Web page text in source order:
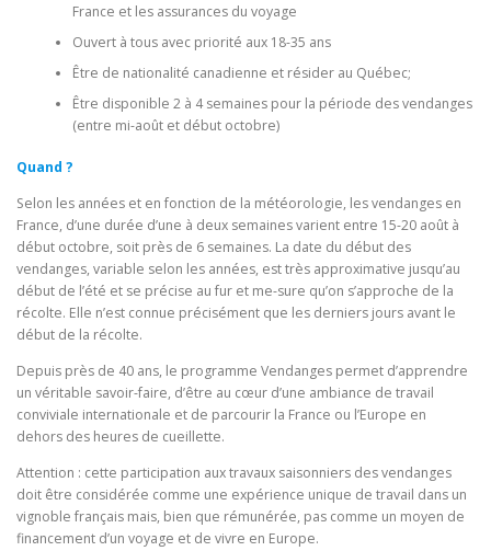
France et les assurances du voyage
Ouvert à tous avec priorité aux 18-35 ans
Être de nationalité canadienne et résider au Québec;
Être disponible 2 à 4 semaines pour la période des vendanges
(entre mi-août et début octobre)
Quand ?
Selon les années et en fonction de la météorologie, les vendanges en
France, d’une durée d’une à deux semaines varient entre 15-20 août à
début octobre, soit près de 6 semaines. La date du début des
vendanges, variable selon les années, est très approximative jusqu’au
début de l’été et se précise au fur et me-sure qu’on s’approche de la
récolte. Elle n’est connue précisément que les derniers jours avant le
début de la récolte.
Depuis près de 40 ans, le programme Vendanges permet d’apprendre
un véritable savoir-faire, d’être au cœur d’une ambiance de travail
conviviale internationale et de parcourir la France ou l’Europe en
dehors des heures de cueillette.
Attention : cette participation aux travaux saisonniers des vendanges
doit être considérée comme une expérience unique de travail dans un
vignoble français mais, bien que rémunérée, pas comme un moyen de
financement d’un voyage et de vivre en Europe.